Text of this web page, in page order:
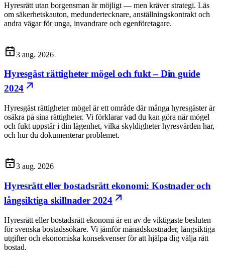
Hyresrätt utan borgensman är möjligt — men kräver strategi. Läs
om säkerhetskauton, medundertecknare, anställningskontrakt och
andra vägar för unga, invandrare och egenföretagare.
3 aug. 2026
Hyresgäst rättigheter mögel och fukt – Din guide
2024
Hyresgäst rättigheter mögel är ett område där många hyresgäster är
osäkra på sina rättigheter. Vi förklarar vad du kan göra när mögel
och fukt uppstår i din lägenhet, vilka skyldigheter hyresvärden har,
och hur du dokumenterar problemet.
3 aug. 2026
Hyresrätt eller bostadsrätt ekonomi: Kostnader och
långsiktiga skillnader 2024
Hyresrätt eller bostadsrätt ekonomi är en av de viktigaste besluten
för svenska bostadssökare. Vi jämför månadskostnader, långsiktiga
utgifter och ekonomiska konsekvenser för att hjälpa dig välja rätt
bostad.